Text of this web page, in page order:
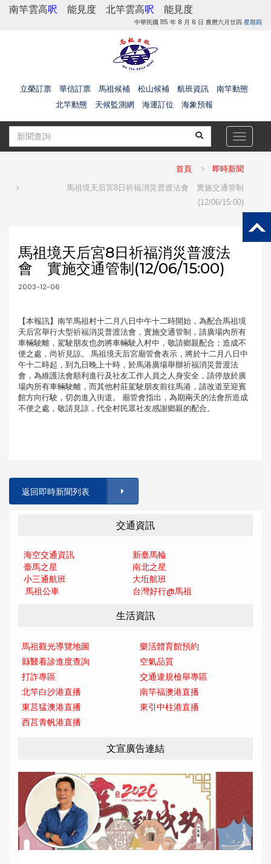
南竿雲高呎 能見度 北竿雲高呎 能見度
中華民國 115 年 8 月 6 日 農曆六月廿四 星期四
立榮訂票 華信訂票 馬祖候補 松山候補 航班資訊
南竿動態
北竿動態
天候監測網 海運訂位 海象預報
Toggle
首頁 即時新聞
馬祖境天后宮8日祈福消災普渡法會 實施交通管制
(12/06/15:00)
馬祖境天后宮8日祈福消災普渡法
會 實施交通管制(12/06/15:00)
2003-12-06
【本報訊】南竿馬祖村十二月八日中午十二時開始，為配合馬祖境
天后宮舉行大型祈福消災普渡法會，實施交通管制，請廣場內所有
車輛駛離，駕駛朋友也勿將車輛駛入村中，敬請鄉親配合；造成不
便之處，尚祈見諒。 馬祖境天后宮廟管會表示，將於十二月八日中
午十二時起，到九日晚上十時，於馬港廣場舉辦祈福消災普渡法
會，為維護法會順利進行及社友工作人員之人身安全，請停放於廣
場內所有車輛駛離，而其他村莊駕駛朋友前往馬港，請改道至迎賓
館方向行駛，切勿進入街道。 廟管會指出，為期兩天的法會所造成
不便之處，敬請見諒，代全村民眾社友感謝鄉親的配合。
返回即時新聞列表
交通資訊
海空交通資訊
新臺馬輪
臺馬之星
南北之星
小三通航班
大坵航班
馬祖公車
台灣好行@馬祖
生活資訊
馬祖觀光導覽地圖
樂活體育館預約
縣醫看診進度查詢
空氣品質
打詐專區
交通違規檢舉專區
北竿白沙港直播
南竿福澳港直播
東莒猛澳港直播
東引中柱港直播
西莒青帆港直播
文宣廣告連結